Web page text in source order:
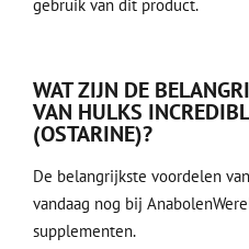
gebruik van dit product.
WAT ZIJN DE
VAN HULKS
(OSTARINE)?
De belangrijkste voordelen
vandaag nog bij
supplementen.